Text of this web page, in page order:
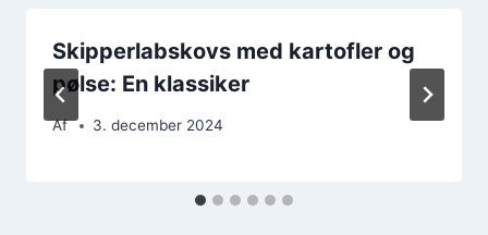
Skipperlabskovs med kartofler og
pølse: En klassiker
Af 3. december 2024